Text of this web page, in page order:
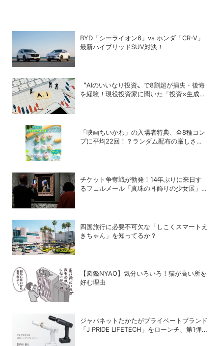
BYD「シーライオン6」vs ホンダ「CR-V」
最新ハイブリッドSUV対決！
〝AIのいいなり投資〟で8割超が損失・後悔
を経験！現役投資家に聞いた「投資×生成
「映画ちいかわ」の入場者特典、全8種コン
プに平均22回！？ランダム配布の厳しさに
チケット争奪戦が勃発！14年ぶりに来日す
るフェルメール「真珠の耳飾りの少女展」の
四国旅行に必要不可欠な「しこくスマートえ
きちゃん」を知ってるか？
【図鑑NYAO】気分いろいろ！猫が高い所を
好む理由
ジャパネットたかたがプライベートブランド
「J PRIDE LIFETECH」をローンチ、第1弾